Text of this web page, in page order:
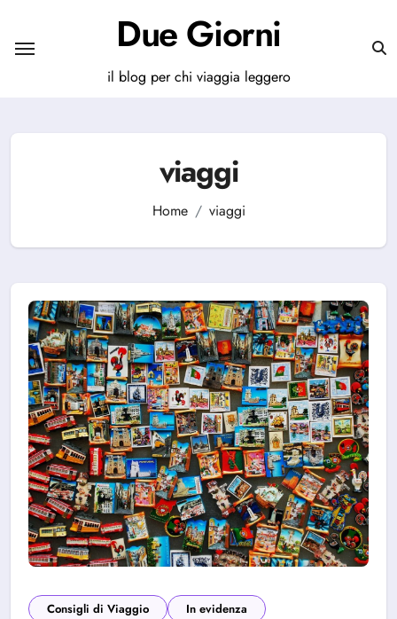
contenuto
Due Giorni
il blog per chi viaggia leggero
viaggi
Home viaggi
Consigli di Viaggio In evidenza